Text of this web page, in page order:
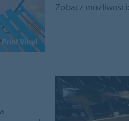
Zobacz możliwości: